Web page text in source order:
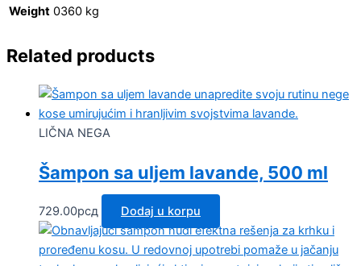
Weight 0360 kg
Related products
LIČNA NEGA
Šampon sa uljem lavande, 500 ml
729.00рсд Dodaj u korpu